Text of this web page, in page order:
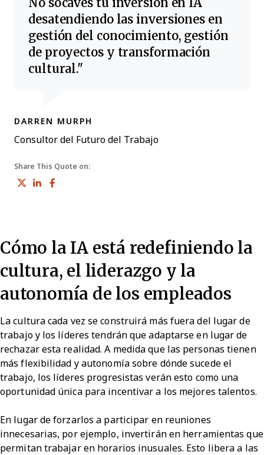
desatendiendo las inversiones en
gestión del conocimiento, gestión
de proyectos y transformación
cultural.
Share This Quote on:
Share on Twitter
Share on LinkedIn
DARREN MURPH
Consultor del Futuro del Trabajo
Cómo la IA está redefiniendo la
cultura, el liderazgo y la
autonomía de los empleados
La cultura cada vez se construirá más fuera del lugar de
trabajo y los líderes tendrán que adaptarse en lugar de
rechazar esta realidad. A medida que las personas tienen
más flexibilidad y autonomía sobre dónde sucede el
trabajo, los líderes progresistas verán esto como una
oportunidad única para incentivar a los mejores talentos.
En lugar de forzarlos a participar en reuniones
innecesarias, por ejemplo, invertirán en herramientas que
permitan trabajar en horarios inusuales. Esto libera a las